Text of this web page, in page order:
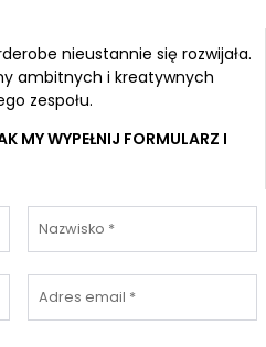
nieustannie się rozwijała.
ambitnych i kreatywnych
zespołu.
MY WYPEŁNIJ FORMULARZ I
Nazwisko *
Adres email *